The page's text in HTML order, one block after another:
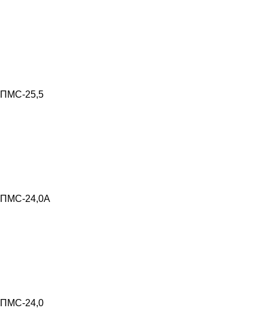
ПМС-25,5
ПМС-24,0А
ПМС-24,0